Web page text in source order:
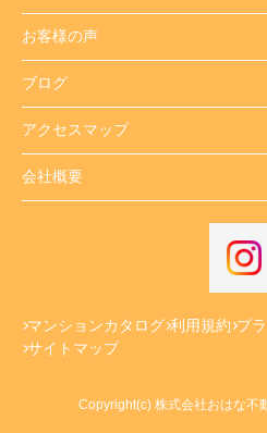
お客様の声
ブログ
アクセスマップ
会社概要
マンションカタログ 利用規約 プ
サイトマップ
Copyright(c) 株式会社おはな不